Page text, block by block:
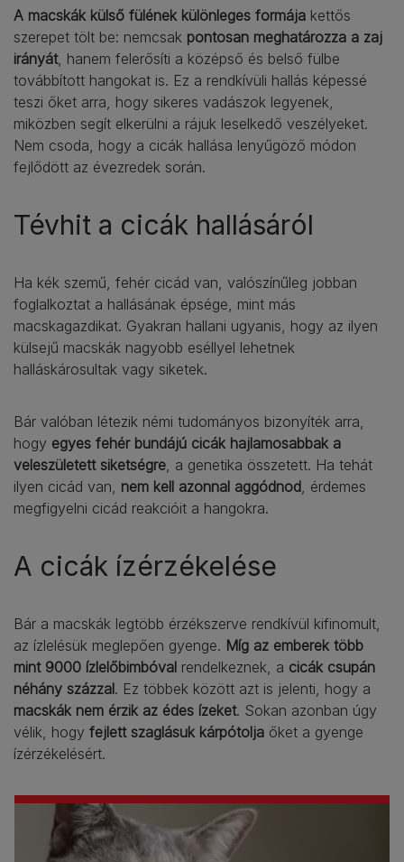
A macskák külső fülének különleges formája kettős
szerepet tölt be: nemcsak pontosan meghatározza a zaj
irányát, hanem felerősíti a középső és belső fülbe
továbbított hangokat is. Ez a rendkívüli hallás képessé
teszi őket arra, hogy sikeres vadászok legyenek,
miközben segít elkerülni a rájuk leselkedő veszélyeket.
Nem csoda, hogy a cicák hallása lenyűgöző módon
fejlődött az évezredek során.
Tévhit a cicák hallásáról
Ha kék szemű, fehér cicád van, valószínűleg jobban
foglalkoztat a hallásának épsége, mint más
macskagazdikat. Gyakran hallani ugyanis, hogy az ilyen
külsejű macskák nagyobb eséllyel lehetnek
halláskárosultak vagy siketek.
Bár valóban létezik némi tudományos bizonyíték arra,
hogy egyes fehér bundájú cicák hajlamosabbak a
veleszületett siketségre , a genetika összetett. Ha tehát
ilyen cicád van, nem kell azonnal aggódnod , érdemes
megfigyelni cicád reakcióit a hangokra.
A cicák ízérzékelése
Bár a macskák legtöbb érzékszerve rendkívül kifinomult,
az ízlelésük meglepően gyenge. Míg az emberek több
mint 9000 ízlelőbimbóval rendelkeznek, a cicák csupán
néhány százzal. Ez többek között azt is jelenti, hogy a
macskák nem érzik az édes ízeket. Sokan azonban úgy
vélik, hogy fejlett szaglásuk kárpótolja őket a gyenge
ízérzékelésért.